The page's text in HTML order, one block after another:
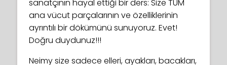
sanatçının hayal ettiği bir ders: Size TÜM
ana vücut parçalarının ve özelliklerinin
ayrıntılı bir dökümünü sunuyoruz. Evet!
Doğru duydunuz!!!
Neimy size sadece elleri, ayakları, bacakları,